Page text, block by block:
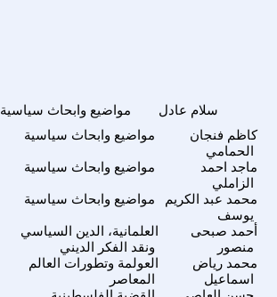
مواضيع وابحاث سياسية سلام عادل
مواضيع وابحاث سياسية
كاظم فنجان
الحمامي
مواضيع وابحاث سياسية
ماجد احمد
الزاملي
مواضيع وابحاث سياسية
محمد عبد الكريم
يوسف
العلمانية، الدين السياسي
ونقد الفكر الديني
أحمد صبحى
منصور
العولمة وتطورات العالم
المعاصر
محمد رياض
اسماعيل